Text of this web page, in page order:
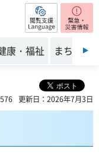
閲覧支援
康・福祉 まちづく
更新日：2026年7月3日